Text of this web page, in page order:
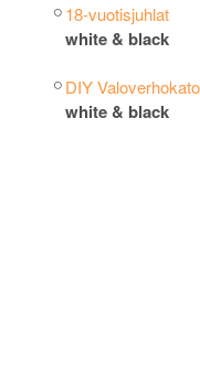
18-vuotisjuhlat
white & black
DIY
white & black